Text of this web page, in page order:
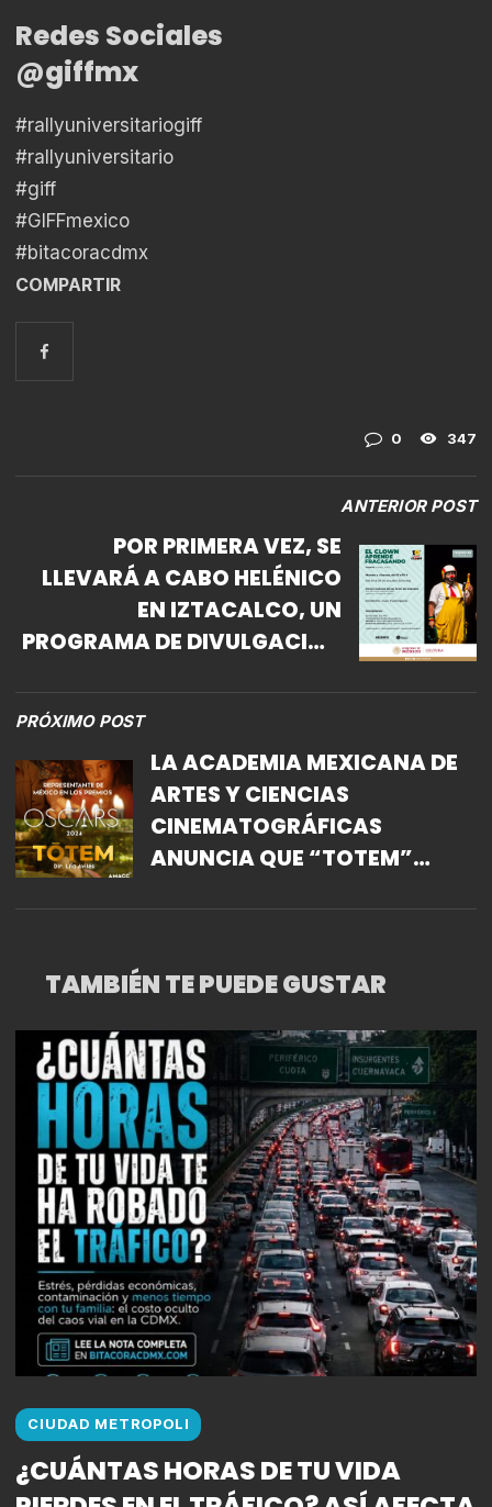
Redes Sociales
@giffmx
#rallyuniversitariogiff
#rallyuniversitario
#giff
#GIFFmexico
#bitacoracdmx
COMPARTIR
0 347
ANTERIOR POST
POR PRIMERA VEZ, SE
LLEVARÁ A CABO HELÉNICO
EN IZTACALCO, UN
PROGRAMA DE DIVULGACIÓN
PRÓXIMO POST
LA ACADEMIA MEXICANA DE
ARTES Y CIENCIAS
CINEMATOGRÁFICAS
ANUNCIA QUE “TOTEM”
TAMBIÉN TE PUEDE GUSTAR
CIUDAD METROPOLI
¿CUÁNTAS HORAS DE TU VIDA